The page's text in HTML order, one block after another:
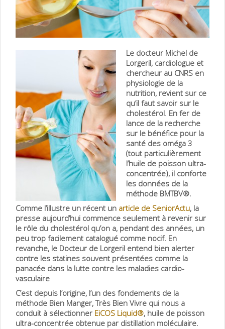
Le docteur Michel de
Lorgeril, cardiologue et
chercheur au CNRS en
physiologie de la
nutrition, revient sur ce
qu’il faut savoir sur le
cholestérol. En fer de
lance de la recherche
sur le bénéfice pour la
santé des oméga 3
(tout particulièrement
l’huile de poisson ultra-
concentrée), il conforte
les données de la
méthode BMTBV®.
Comme l’illustre un récent un article de SeniorActu, la
presse aujourd’hui commence seulement à revenir sur
le rôle du cholestérol qu’on a, pendant des années, un
peu trop facilement catalogué comme nocif. En
revanche, le Docteur de Lorgeril entend bien alerter
contre les statines souvent présentées comme la
panacée dans la lutte contre les maladies cardio-
vasculaire
C’est depuis l’origine, l’un des fondements de la
méthode Bien Manger, Très Bien Vivre qui nous a
conduit à sélectionner EiCOS Liquid®, huile de poisson
ultra-concentrée obtenue par distillation moléculaire.